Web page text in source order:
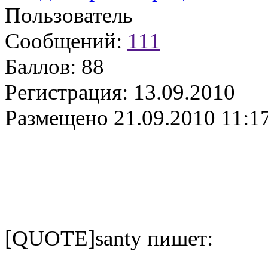
Пользователь
Сообщений: 111
Баллов: 88
Регистрация: 13.09.2010
Размещено 21.09.2010
[QUOTE]santy пишет: